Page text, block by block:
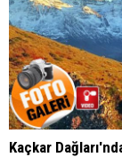
Kaçkar